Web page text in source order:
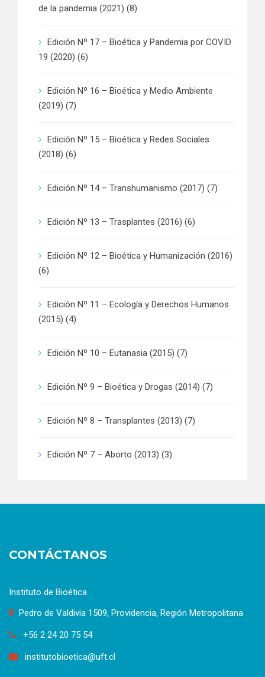
de la pandemia (2021) (8)
Edición Nº 17 – Bioética y Pandemia por COVID
19 (2020) (6)
Edición Nº 16 – Bioética y Medio Ambiente
(2019) (7)
Edición Nº 15 – Bioética y Redes Sociales
(2018) (6)
Edición Nº 14 – Transhumanismo (2017) (7)
Edición Nº 13 – Trasplantes (2016) (6)
Edición Nº 12 – Bioética y Humanización (2016)
(6)
Edición Nº 11 – Ecología y Derechos Humanos
(2015) (4)
Edición Nº 10 – Eutanasia (2015) (7)
Edición Nº 9 – Bioética y Drogas (2014) (7)
Edición Nº 8 – Transplantes (2013) (7)
Edición Nº 7 – Aborto (2013) (3)
CONTÁCTANOS
Instituto de Bioética
Pedro de Valdivia 1509, Providencia, Región Metropolitana
+56 2 24 20 75 54
institutobioetica@uft.cl